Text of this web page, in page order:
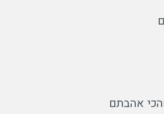
אהבתם